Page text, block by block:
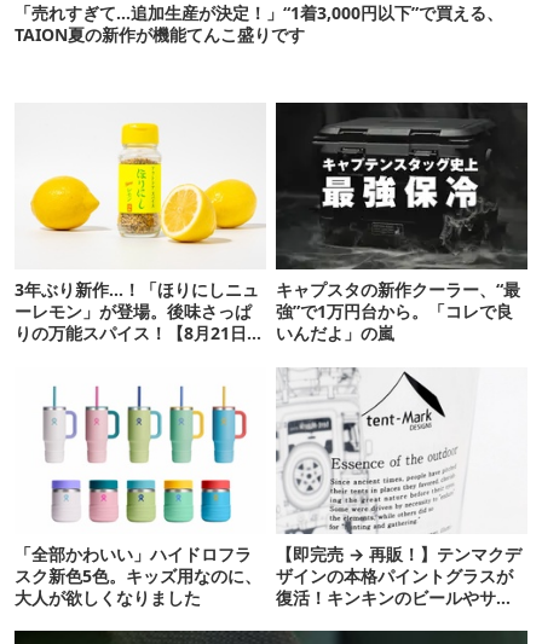
「売れすぎて…追加生産が決定！」“1着3,000円以下”で買える、
TAION夏の新作が機能てんこ盛りです
3年ぶり新作…！「ほりにしニュ
ーレモン」が登場。後味さっぱ
りの万能スパイス！【8月21日発
キャプスタの新作クーラー、“最
強”で1万円台から。「コレで良
いんだよ」の嵐
「全部かわいい」ハイドロフラ
スク新色5色。キッズ用なのに、
大人が欲しくなりました
【即完売 → 再販！】テンマクデ
ザインの本格パイントグラスが
復活！キンキンのビールやサワ